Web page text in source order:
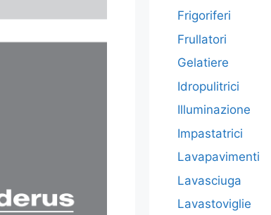
Frigoriferi
Frullatori
Gelatiere
Idropulitrici
Illuminazione
Impastatrici
Lavapavimenti
Lavasciuga
Lavastoviglie